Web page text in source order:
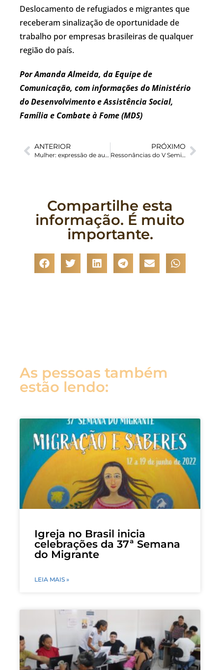
Deslocamento de refugiados e migrantes que
receberam sinalização de oportunidade de
trabalho por empresas brasileiras de qualquer
região do país.
Por Amanda Almeida, da Equipe de
Comunicação, com informações do Ministério
do Desenvolvimento e Assistência Social,
Família e Combate à Fome (MDS)
ANTERIOR
Mulher: expressão de autonomia e diversidade
PRÓXIMO
Ressonâncias do V Seminário Congregacional da Pastoral dos Migrantes e Refugiados
Compartilhe esta
informação. É muito
importante.
As pessoas também
estão lendo:
Igreja no Brasil inicia
celebrações da 37ª Semana
do Migrante
LEIA MAIS »